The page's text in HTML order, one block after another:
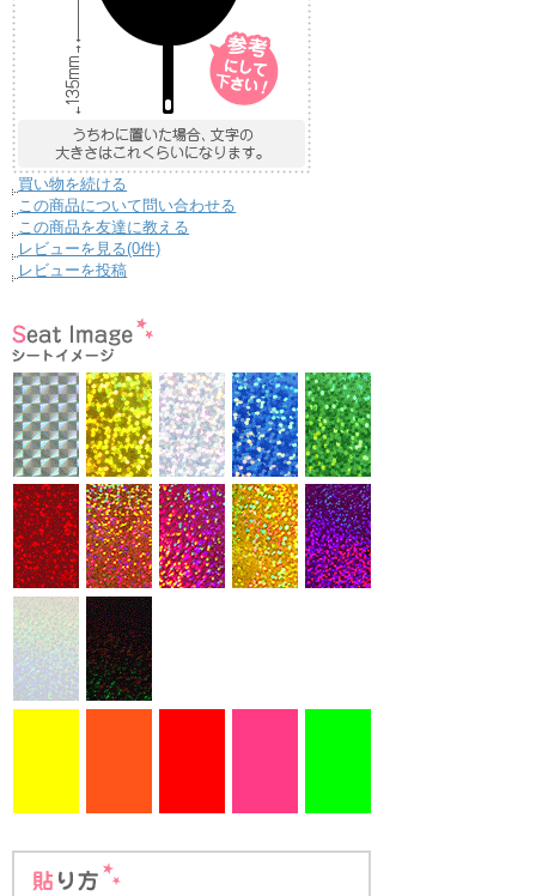
買い物を続ける
この商品について問い合わせる
この商品を友達に教える
レビューを見る(0件)
レビューを投稿